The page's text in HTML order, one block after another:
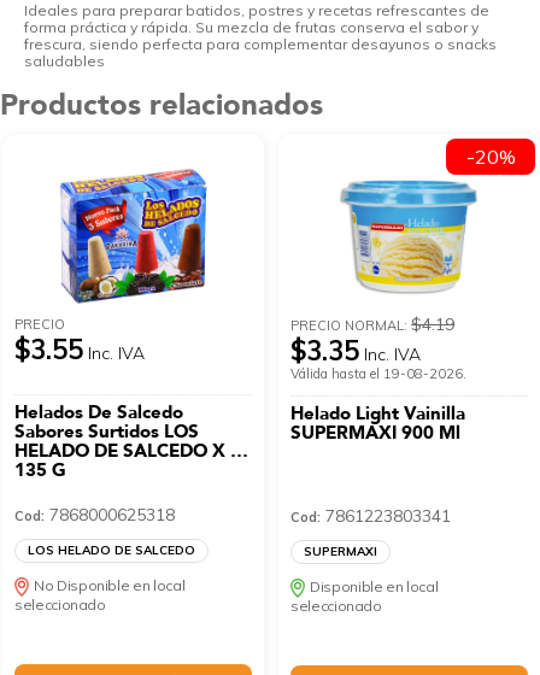
Ideales para preparar batidos, postres y recetas refrescantes de
forma práctica y rápida. Su mezcla de frutas conserva el sabor y
frescura, siendo perfecta para complementar desayunos o snacks
saludables
Productos relacionados
PRECIO
$3.55 Inc. IVA
Helados De Salcedo
Sabores Surtidos LOS
HELADO DE SALCEDO X 3
135 G
Cod: 7868000625318
LOS HELADO DE SALCEDO
No Disponible en local
seleccionado
PRECIO NORMAL:$4.19
$3.35 Inc. IVA
Válida hasta el 19-08-2026.
Helado Light Vainilla
SUPERMAXI 900 Ml
Cod: 7861223803341
SUPERMAXI
Disponible en local
seleccionado
-20%